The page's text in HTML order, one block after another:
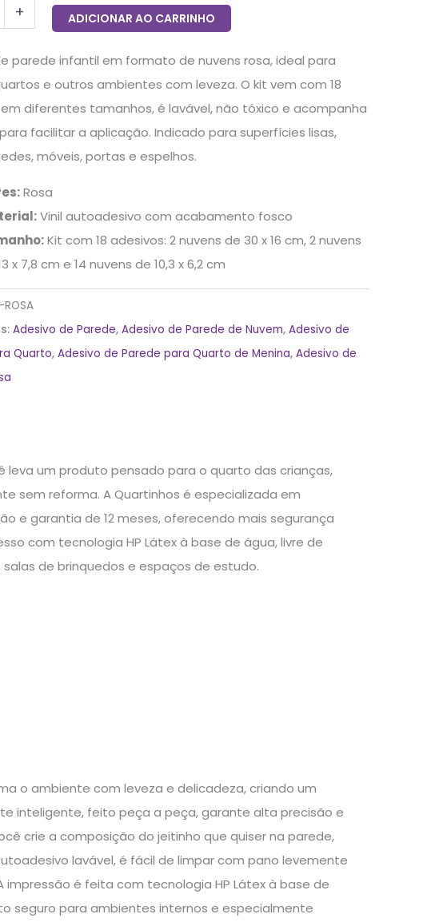
+ ADICIONAR AO CARRINHO
parede infantil em formato de nuvens rosa, ideal para
e outros ambientes com leveza. O kit vem com 18
diferentes tamanhos, é lavável, não tóxico e acompanha
facilitar a aplicação. Indicado para superfícies lisas,
móveis, portas e espelhos.
Rosa
Vinil autoadesivo com acabamento fosco
Kit com 18 adesivos: 2 nuvens de 30 x 16 cm, 2 nuvens
x 7,8 cm e 14 nuvens de 10,3 x 6,2 cm
ROSA
Adesivo de Parede,Adesivo de Parede de Nuvem,Adesivo de
Quarto,Adesivo de Parede para Quarto de Menina,Adesivo de
um produto pensado para o quarto das crianças,
sem reforma. A Quartinhos é especializada em
e garantia de 12 meses, oferecendo mais segurança
com tecnologia HP Látex à base de água, livre de
de brinquedos e espaços de estudo.
o ambiente com leveza e delicadeza, criando um
inteligente, feito peça a peça, garante alta precisão e
crie a composição do jeitinho que quiser na parede,
lavável, é fácil de limpar com pano levemente
é feita com tecnologia HP Látex à base de
seguro para ambientes internos e especialmente